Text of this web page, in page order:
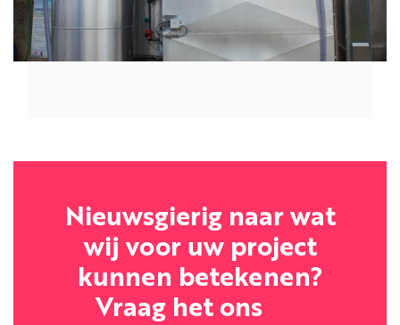
Nieuwsgierig naar wat
wij voor uw project
kunnen betekenen?
Vraag het ons